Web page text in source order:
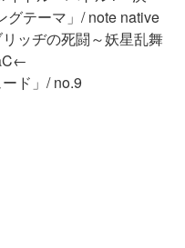
グテーマ」/ note native
ッヂの死闘～妖星乱舞
ド」/ no.9